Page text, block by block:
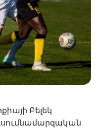
Բելեկ